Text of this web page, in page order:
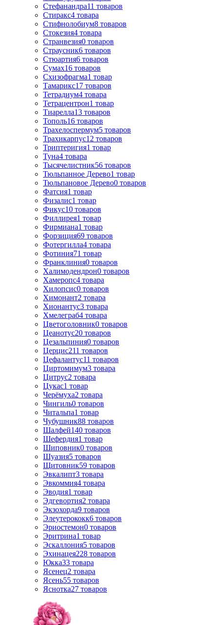
Стефанандра11 товаров
Стиракс4 товара
Стифнолобиум8 товаров
Стокезия4 товара
Странвезия0 товаров
Страусник6 товаров
Стюартия6 товаров
Сумах16 товаров
Схизофрагма1 товар
Тамарикс17 товаров
Тетрадиум4 товара
Тетрацентрон1 товар
Тиарелла13 товаров
Тополь16 товаров
Трахелоспермум5 товаров
Трахикарпус12 товаров
Триптеригия1 товар
Туна4 товара
Тысячелистник56 товаров
Тюльпанное Дерево1 товар
Тюльпановое Дерево0 товаров
Фатсия1 товар
Физалис1 товар
Фикус10 товаров
Филлирея1 товар
Фирмиана1 товар
Форзиция69 товаров
Фотергилла4 товара
Фотиния71 товар
Франклиния0 товаров
Халимодендрон0 товаров
Хамеропс4 товара
Хилопсис0 товаров
Химонант2 товара
Хионантус3 товара
Хмелеграб4 товара
Цветоголовник0 товаров
Цеанотус20 товаров
Цезальпиния0 товаров
Церцис211 товаров
Цефалантус11 товаров
Циртомимум3 товара
Цитрус2 товара
Цукас1 товар
Черёмуха2 товара
Чингиль0 товаров
Читальпа1 товар
Чубушник88 товаров
Шалфей140 товаров
Шефердия1 товар
Шиповник0 товаров
Шуазия5 товаров
Щитовник59 товаров
Эвкалипт3 товара
Эвкоммия4 товара
Эводия1 товар
Эдгевортия2 товара
Экзохорда9 товаров
Элеутерококк6 товаров
Эриостемон0 товаров
Эритрина1 товар
Эскаллония5 товаров
Эхинацея228 товаров
Юкка33 товара
Ясенец2 товара
Ясень55 товаров
Яснотка27 товаров